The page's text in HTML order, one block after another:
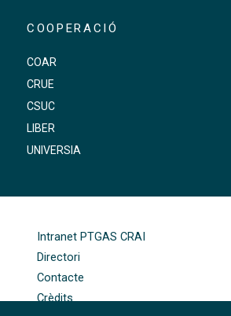
COOPERACIÓ
COAR
CRUE
CSUC
LIBER
UNIVERSIA
Intranet PTGAS CRAI
Directori
Contacte
Crèdits